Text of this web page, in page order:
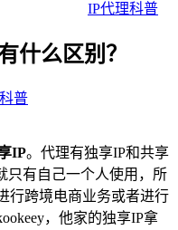
IP代理科普
什么区别？
普
IP。代理有独享IP和共享
只有自己一个人使用，所
行跨境电商业务或者进行
，他家的独享IP拿